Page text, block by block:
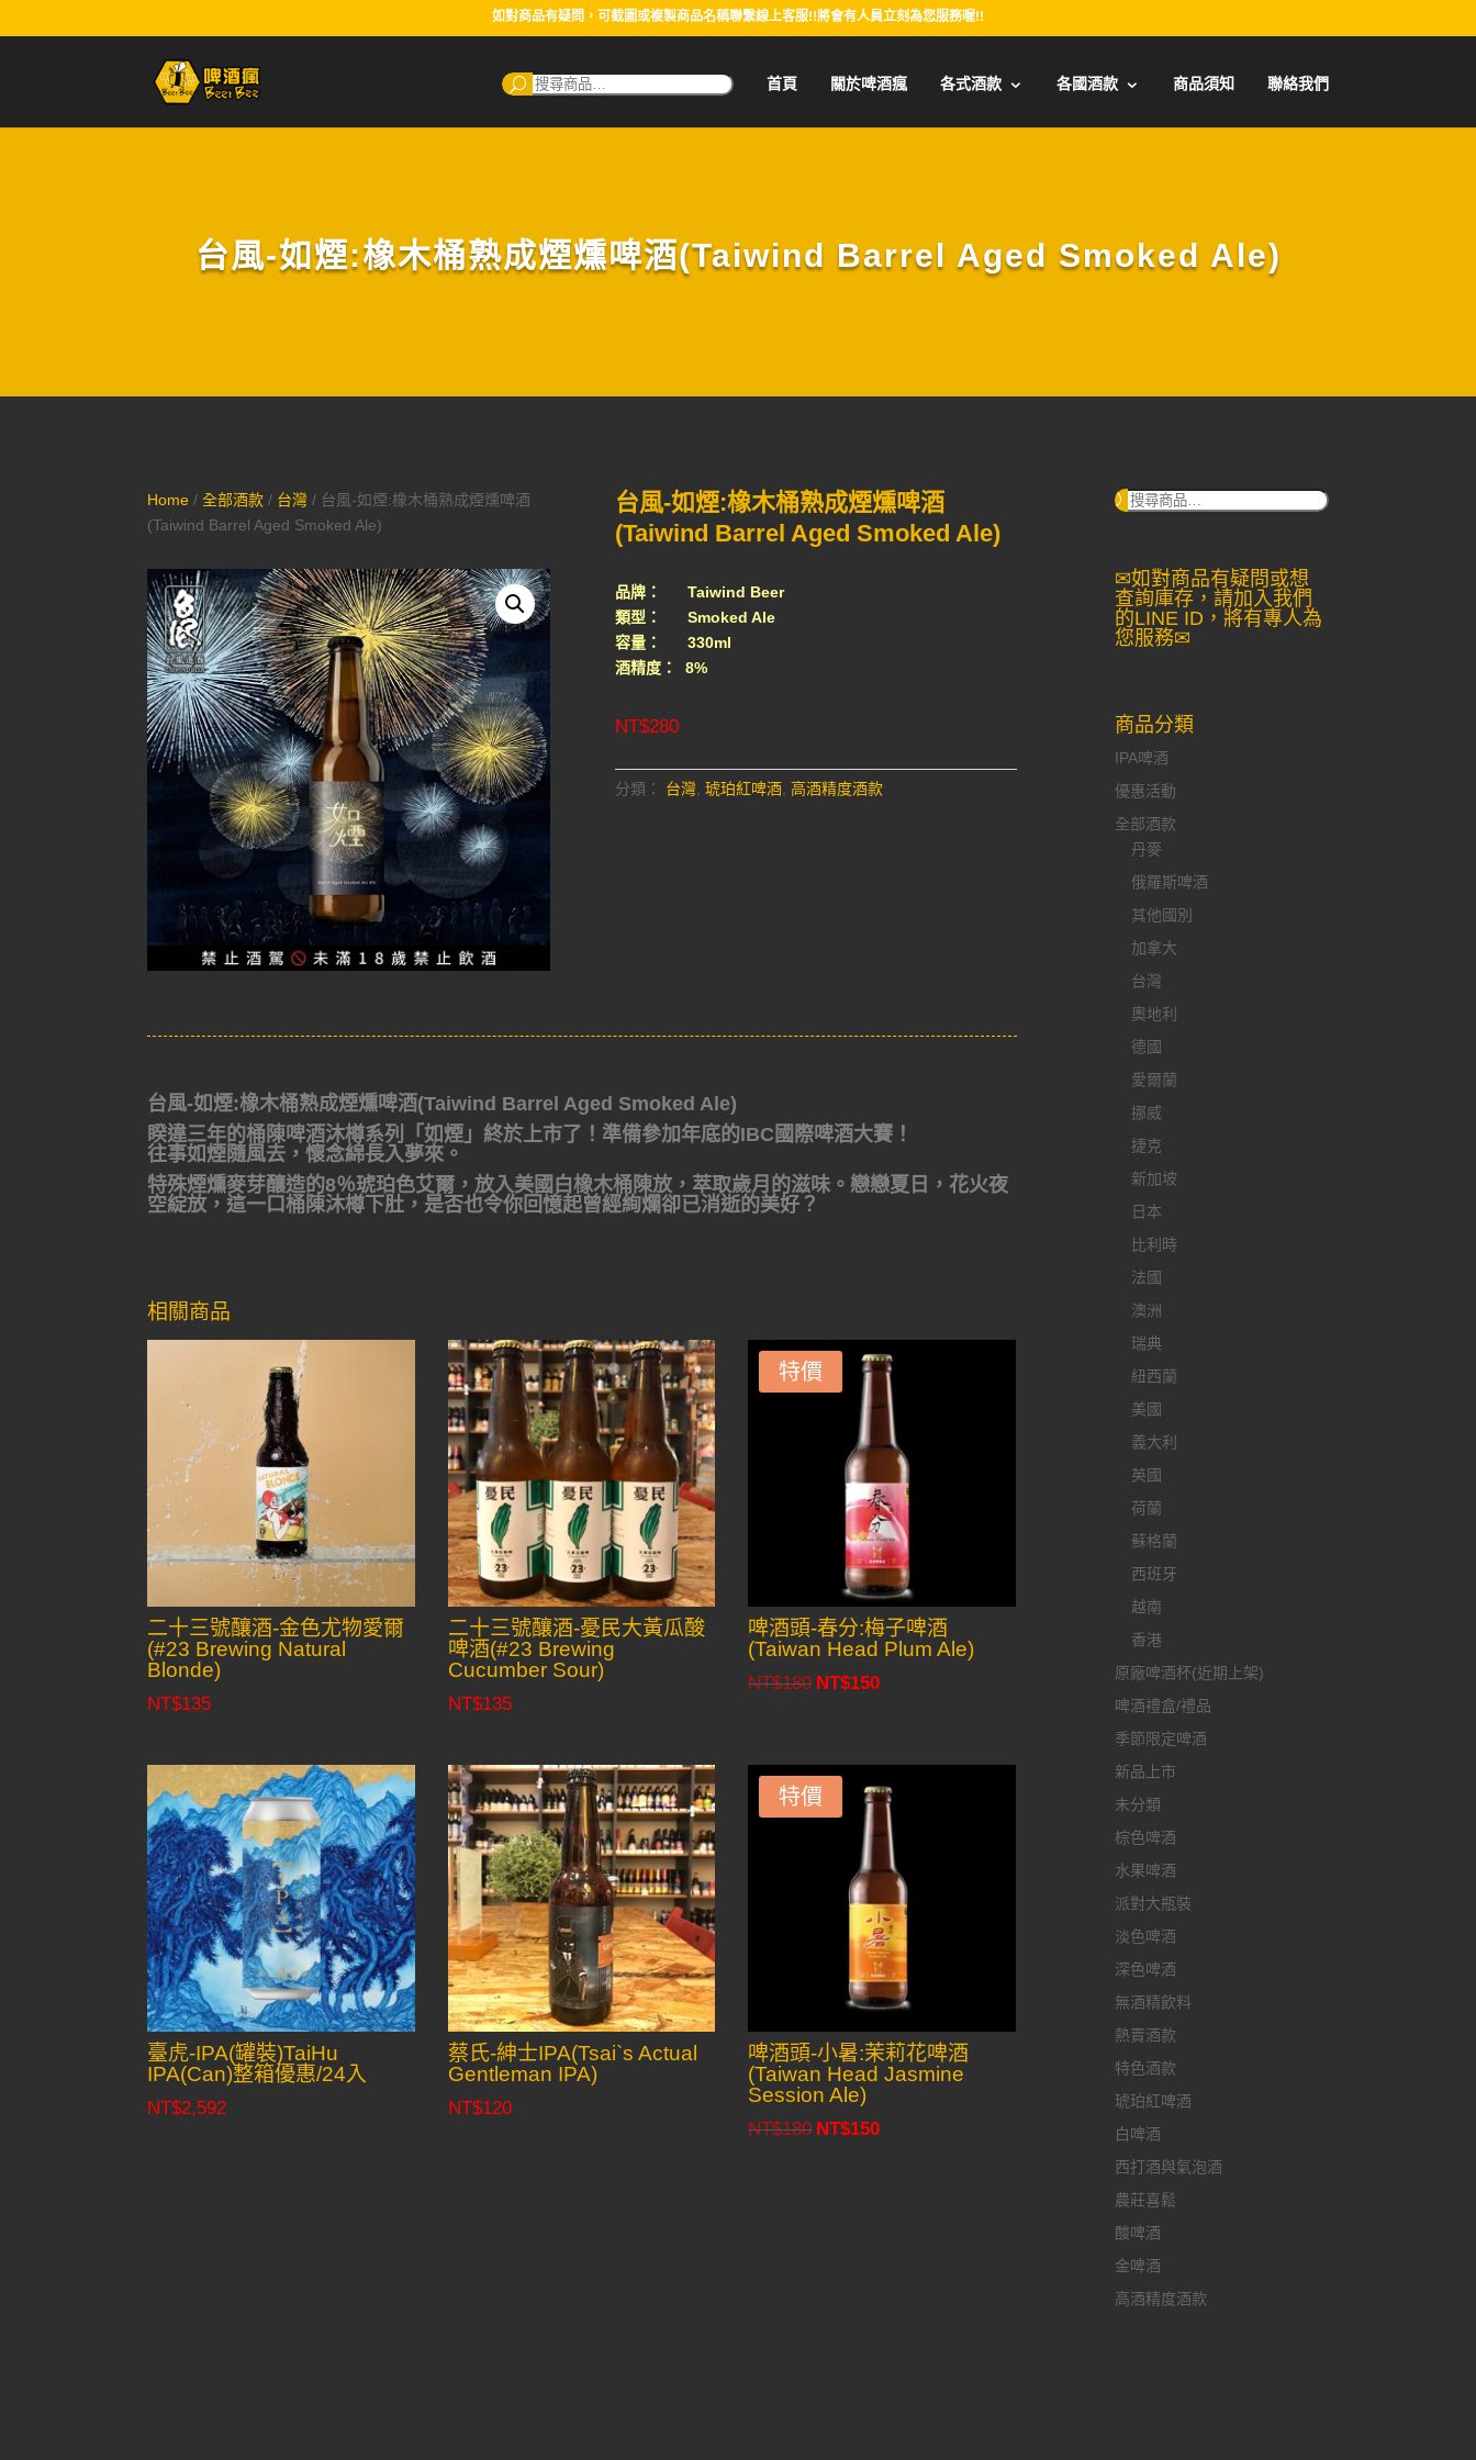
如對商品有疑問，可截圖或複製商品名稱聯繫線上客服!!將會有人員立刻為您服務喔!!
搜
尋：
首頁 關於啤酒瘋 各式酒款 各國酒款 商品須知 聯絡我們
台風-如煙:橡木桶熟成煙燻啤酒(Taiwind Barrel Aged Smoked Ale)
Home /全部酒款 / 台灣 / 台風-如煙:橡木桶熟成煙燻啤酒
(Taiwind Barrel Aged Smoked Ale)
台風-如煙:橡木桶熟成煙燻啤酒
(Taiwind Barrel Aged Smoked Ale)
品牌： Taiwind Beer
類型： Smoked Ale
容量： 330ml
酒精度： 8%
NT$280
分類： 台灣, 琥珀紅啤酒, 高酒精度酒款
台風-如煙:橡木桶熟成煙燻啤酒(Taiwind Barrel Aged Smoked Ale)
睽違三年的桶陳啤酒沐樽系列「如煙」終於上市了！準備參加年底的IBC國際啤酒大賽！
往事如煙隨風去，懷念綿長入夢來。
特殊煙燻麥芽釀造的8％琥珀色艾爾，放入美國白橡木桶陳放，萃取歲月的滋味。戀戀夏日，花火夜
空綻放，這一口桶陳沐樽下肚，是否也令你回憶起曾經絢爛卻已消逝的美好？
相關商品
二十三號釀酒-金色尤物愛爾
(#23 Brewing Natural
Blonde)
NT$135
二十三號釀酒-憂民大黃瓜酸
啤酒(#23 Brewing
Cucumber Sour)
NT$135
特價
啤酒頭-春分:梅子啤酒
(Taiwan Head Plum Ale)
NT$180 Original
NT$180.
NT$150Current
NT$150.
臺虎-IPA(罐裝)TaiHu
IPA(Can)整箱優惠/24入
NT$2,592
蔡氏-紳士IPA(Tsai`s Actual
Gentleman IPA)
NT$120
特價
啤酒頭-小暑:茉莉花啤酒
(Taiwan Head Jasmine
Session Ale)
NT$180 Original
NT$150Current
搜
✉如對商品有疑問或想
查詢庫存，請加入我們
的LINE ID，將有專人為
您服務✉
商品分類
IPA啤酒
優惠活動
全部酒款
丹麥
俄羅斯啤酒
其他國別
加拿大
台灣
奧地利
德國
愛爾蘭
挪威
捷克
新加坡
日本
比利時
法國
澳洲
瑞典
紐西蘭
美國
義大利
英國
荷蘭
蘇格蘭
西班牙
越南
香港
原廠啤酒杯(近期上架)
啤酒禮盒/禮品
季節限定啤酒
新品上市
未分類
棕色啤酒
水果啤酒
派對大瓶裝
淡色啤酒
深色啤酒
無酒精飲料
熱賣酒款
特色酒款
琥珀紅啤酒
白啤酒
西打酒與氣泡酒
農莊喜鬆
酸啤酒
金啤酒
高酒精度酒款